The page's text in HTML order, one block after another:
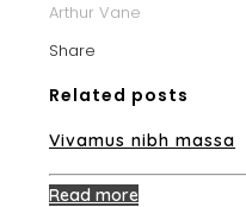
Arthur Vane
Share
Related posts
Vivamus nibh massa
Read more